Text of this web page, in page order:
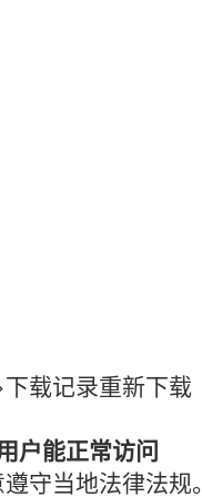
载记录重新下载
户能正常访问
守当地法律法规。